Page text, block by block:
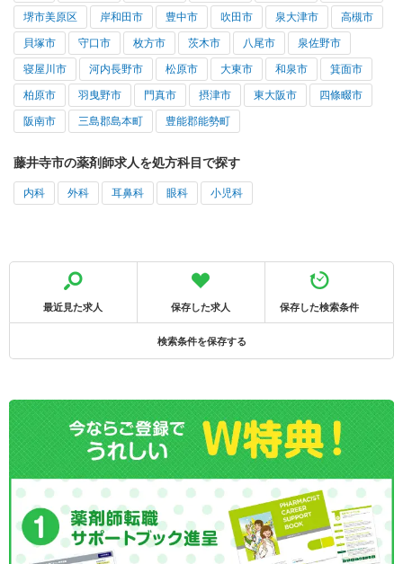
堺市美原区 岸和田市 豊中市 吹田市 泉大津市 高槻市
貝塚市 守口市 枚方市 茨木市 八尾市 泉佐野市
寝屋川市 河内長野市 松原市 大東市 和泉市 箕面市
柏原市 羽曳野市 門真市 摂津市 東大阪市 四條畷市
阪南市 三島郡島本町 豊能郡能勢町
藤井寺市の薬剤師求人を処方科目で探す
内科 外科 耳鼻科 眼科 小児科
最近見た求人 保存した求人 保存した検索条件
検索条件を保存する